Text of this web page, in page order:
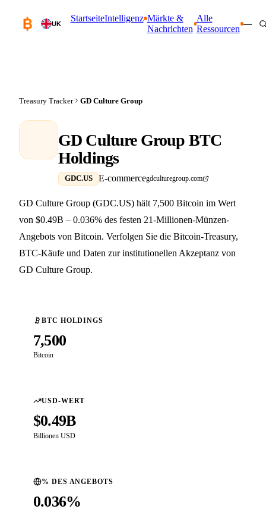
UK
StartseiteIntelligenz Märkte &
Nachrichten
Alle
Ressourcen
—
Treasury Tracker GD Culture Group
GD Culture Group BTC
Holdings
GDC.US E-commercegdculturegroup.com
GD Culture Group (GDC.US) hält 7,500 Bitcoin im Wert
von $0.49B – 0.036% des festen 21-Millionen-Münzen-
Angebots von Bitcoin. Verfolgen Sie die Bitcoin-Treasury,
BTC-Käufe und Daten zur institutionellen Akzeptanz von
GD Culture Group.
BTC HOLDINGS
7,500
Bitcoin
USD-WERT
$0.49B
Billionen USD
% DES ANGEBOTS
0.036%